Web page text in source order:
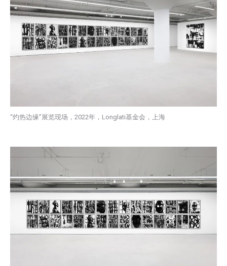
“灼热边缘”展览现场，2022年，Longlati基金会，上海